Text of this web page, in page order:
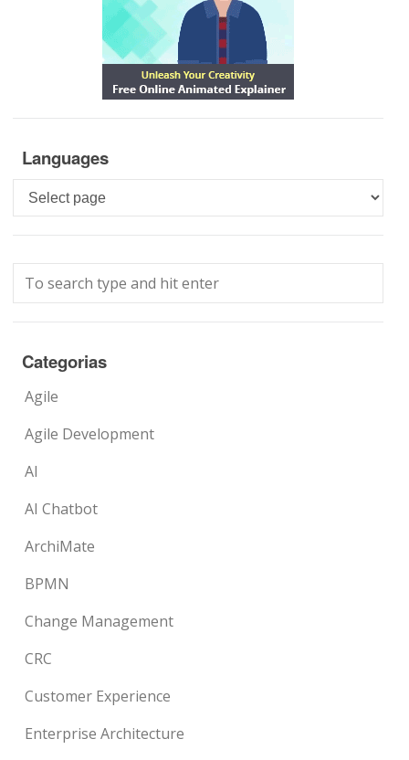
Languages
Languages
Categorias
Agile
Agile Development
AI
AI Chatbot
ArchiMate
BPMN
Change Management
CRC
Customer Experience
Enterprise Architecture